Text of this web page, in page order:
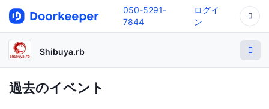
050-5291-
7844
ログイ
ン
Shibuya.rb
過去のイベント